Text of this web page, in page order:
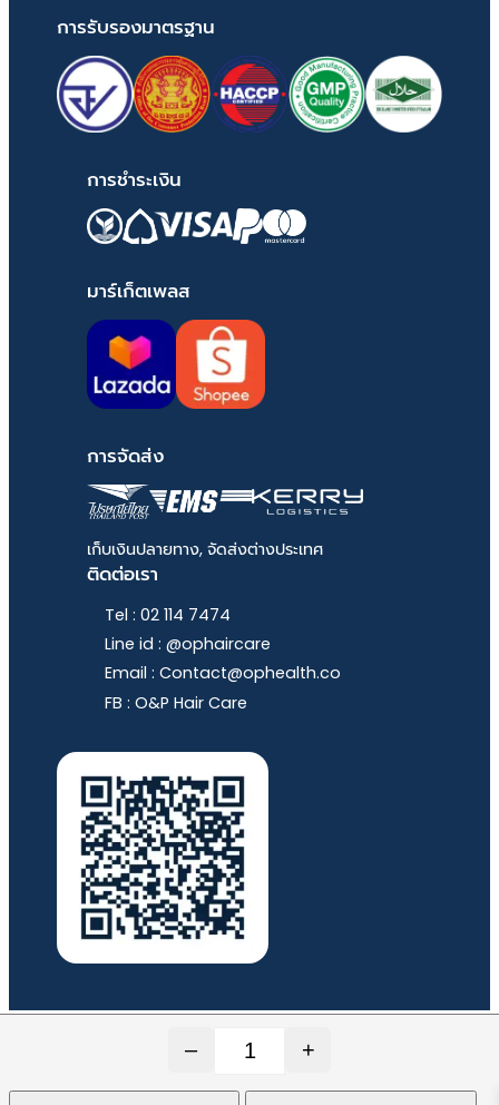
จำนวน HORSY 60 แคปซูล บ
– +
การรับรองมาตรฐาน
การชำระเงิน
มาร์เก็ตเพลส
การจัดส่ง
เก็บเงินปลายทาง, จัดส่งต่างประเทศ
ติดต่อเรา
Tel : 02 114 7474
Line id : @ophaircare
Email : Contact@ophealth.co
FB : O&P Hair Care
© 2020-2024 O&P Quality Trade Co., Ltd. All rights